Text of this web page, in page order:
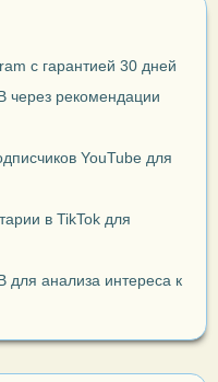
с гарантией 30 дней
через рекомендации
YouTube для
в TikTok для
для анализа интереса к